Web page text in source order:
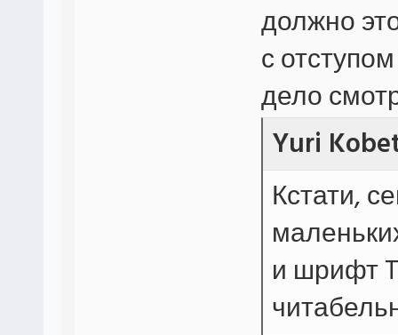
должно
с
дело
Yuri
Кстати,
и шрифт